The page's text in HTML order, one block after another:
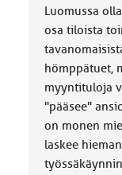
Luomussa
osa tiloista
hömppätuet,
myyntituloja
"pääsee"
on monen
laskee